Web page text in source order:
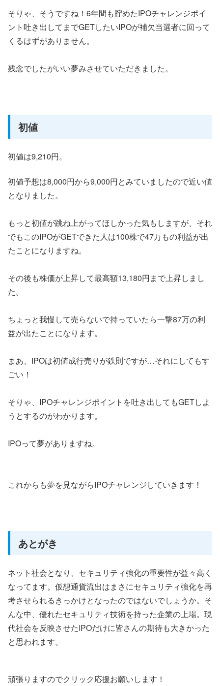
そりゃ、そうですね！6年間も貯めたIPOチャレンジポイ
ント吐き出してまでGETしたいIPOが補欠当選者に回って
くるはずがありません。
残念でしたがいい夢みさせていただきました。
初値
初値は9,210円。
初値予想は8,000円から9,000円とみていましたので近い値
となりました。
もっと初値が跳ね上がってほしかった気もしますが、それ
でもこのIPOがGETできた人は100株で47万もの利益が出
たことになりますね。
その後も株価が上昇して最高額13,180円まで上昇しまし
た。
ちょっと我慢して売らないで持っていたら一撃87万の利
益が出たことになります。
まあ、IPOは初値成行売りが鉄則ですが…それにしてもす
ごい！
そりゃ、IPOチャレンジポイントを吐き出してもGETしよ
うとするのがわかります。
IPOって夢がありますね。
これからも夢を見ながらIPOチャレンジしていきます！
あとがき
ネット社会となり、セキュリティ強化の重要性が益々高く
なってます。仮想通貨流出はまさにセキュリティ強化を再
考させられるきっかけとなったのではないでしょうか。そ
んな中、優れたセキュリティ技術を持った企業の上場。現
代社会を反映させたIPOだけに皆さんの期待も大きかった
と思われます。
頑張りますのでクリック応援お願いします！